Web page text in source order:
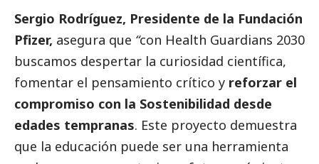
Sergio Rodríguez, Presidente de la Fundación
Pfizer, asegura que “con Health Guardians 2030
buscamos despertar la curiosidad científica,
fomentar el pensamiento crítico y reforzar el
compromiso con la Sostenibilidad desde
edades tempranas. Este proyecto demuestra
que la educación puede ser una herramienta